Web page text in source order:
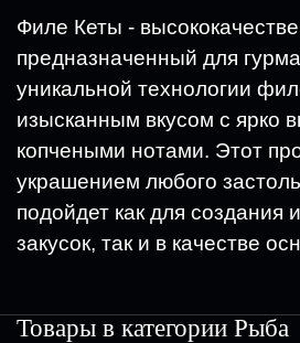
Филе Кеты -
предназначенный для
уникальной технологии
изысканным вкусом с ярко
копчеными нотами. Этот
украшением любого
подойдет как для создания
закусок, так и в качестве
Товары в категории Рыба